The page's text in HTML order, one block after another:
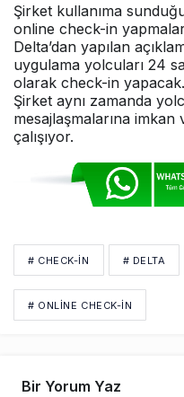
Şirket kullanıma
online check-in
Delta’dan yapılan
uygulama yolcuları 24
olarak check-in yapacak.
Şirket aynı zamanda
mesajlaşmalarına
çalışıyor.
# CHECK-IN # DELTA
# ONLİNE CHECK-İN
Bir Yorum Yaz